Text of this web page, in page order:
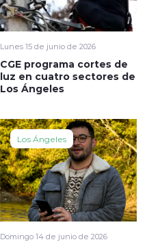
Lunes 15 de junio de 2026
CGE programa cortes de
luz en cuatro sectores de
Los Ángeles
Los Ángeles
Domingo 14 de junio de 2026